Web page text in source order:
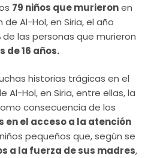
79 niños que murieronen
Al-Hol, en Siria, el año
de las personas que murieron
de 16 años.
historias trágicas en el
Hol, en Siria, entre ellas, la
consecuencia de los
el acceso a la atención
pequeños que, según se
a la fuerza de sus madres,